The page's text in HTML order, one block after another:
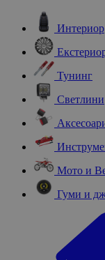
Интериор
Тунинг
Светлини
Мото и
Гуми и